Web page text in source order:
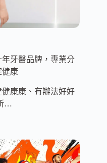
牙醫品牌，專業分
健康
健康康、有辦法好好
…